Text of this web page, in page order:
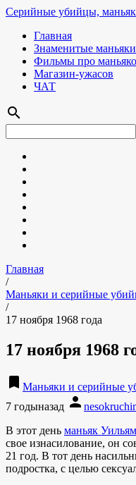
Серийные убийцы,
Главная
Знаменитые
Фильмы про
Магазин-ужасов
ЧАТ
search
Главная
/
Маньяки и серийные
/
17 ноября 1968 года
17 ноября 1968
bookmark Маньяки и серийные
7 годыназад person
В этот день маньяк
свое изнасилование, он
21 год. В тот день
подростка, с целью